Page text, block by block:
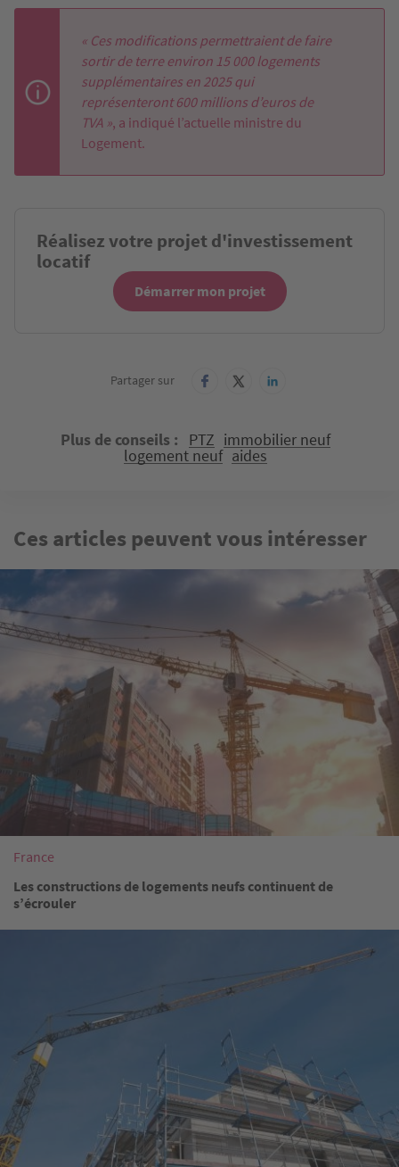
« Ces modifications permettraient de faire
sortir de terre environ 15 000 logements
supplémentaires en 2025 qui
représenteront 600 millions d’euros de
TVA », a indiqué l’actuelle ministre du
Logement.
Réalisez votre projet d'investissement
locatif
Démarrer mon projet
Partager sur
Plus de conseils PTZ immobilier neuf
logement neuf aides
Ces articles peuvent vous intéresser
France
Les constructions de logements neufs continuent de
s’écrouler